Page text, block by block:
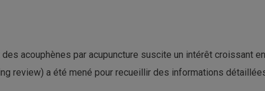
acouphènes par acupuncture suscite un intérêt croissant
review) a été mené pour recueillir des informations